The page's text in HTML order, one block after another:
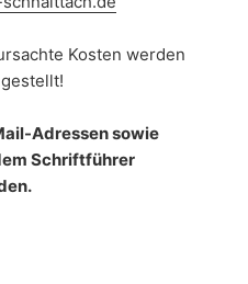
Kosten werden
Adressen sowie
Schriftführer
.